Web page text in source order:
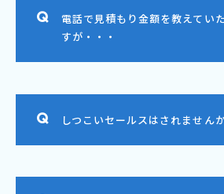
電話で見積もり金額を教えてい
すが・・・
しつこいセールスはされません